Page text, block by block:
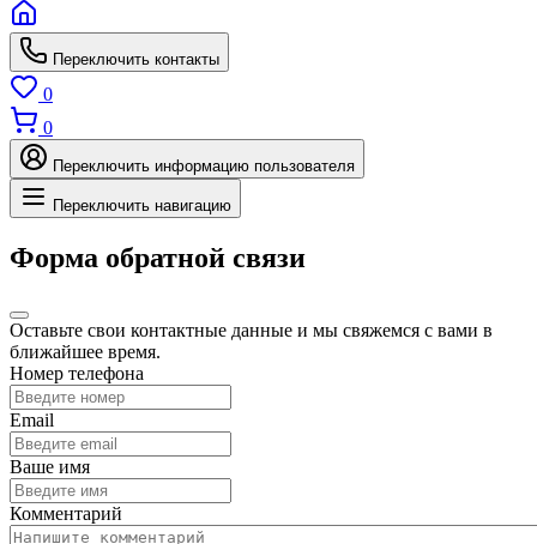
Переключить контакты
0
0
Переключить информацию пользователя
Переключить навигацию
Форма обратной связи
Оставьте свои контактные данные и мы свяжемся с вами в
ближайшее время.
Номер телефона
Email
Ваше имя
Комментарий